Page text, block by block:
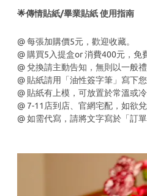
🌟傳情貼紙/畢業貼紙 使用指南
@ 每張加購價5元，歡迎收藏。
@ 購買5入提盒or 消費400元，免
@ 兌換請主動告知，無則以一般禮
@ 貼紙請用「油性簽字筆」寫下您
@ 貼紙有上模，可放置於常溫或冷
@ 7-11店到店、官網宅配，如欲
@ 如需代寫，請將文字寫於「訂